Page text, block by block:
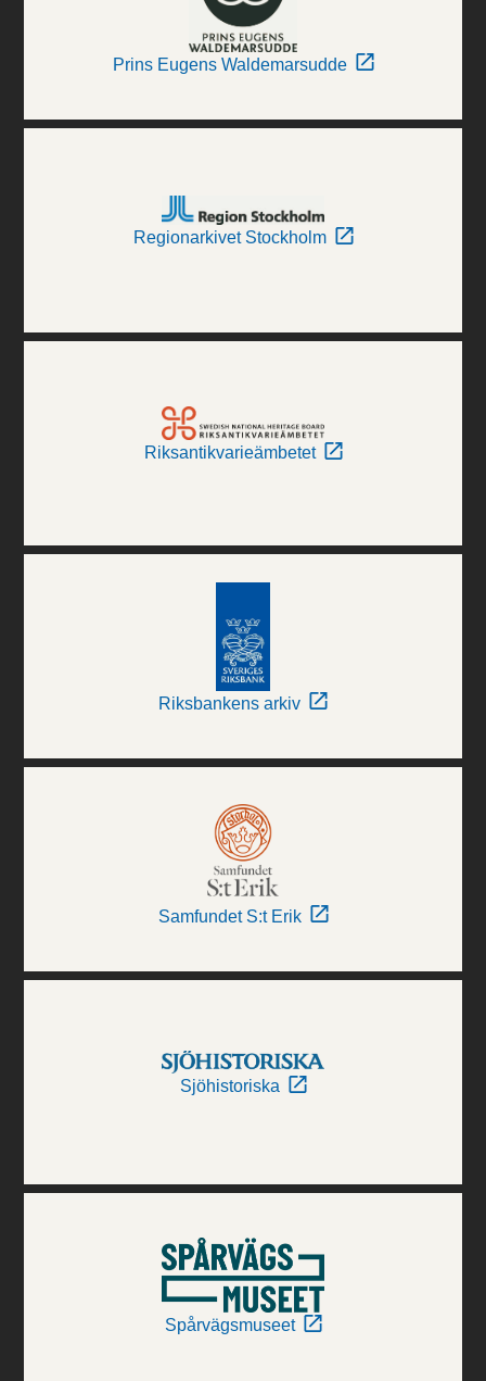
Prins Eugens Waldemarsudde
Regionarkivet Stockholm
Riksantikvarieämbetet
Riksbankens arkiv
Samfundet S:t Erik
Sjöhistoriska
Spårvägsmuseet